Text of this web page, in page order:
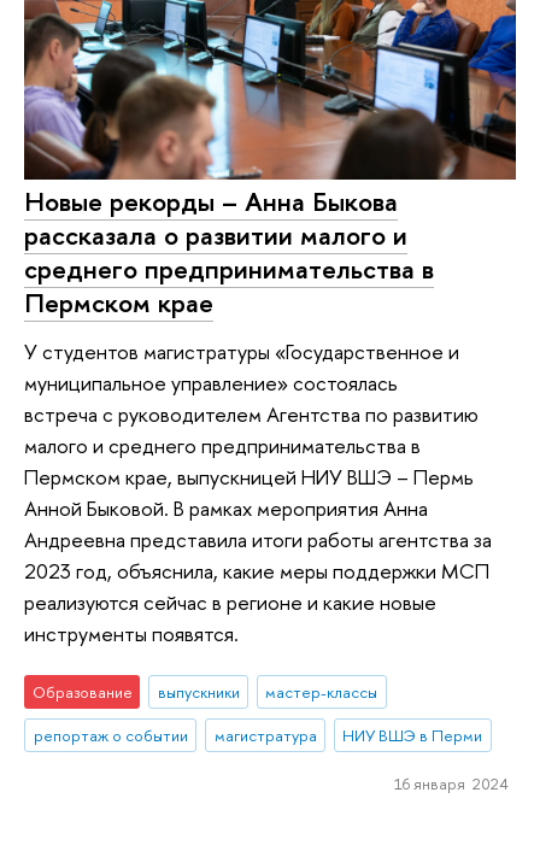
Новые рекорды – Анна Быкова
рассказала о развитии малого и
среднего предпринимательства в
Пермском крае
У студентов магистратуры «Государственное и
муниципальное управление» состоялась
встреча с руководителем Агентства по развитию
малого и среднего предпринимательства в
Пермском крае, выпускницей НИУ ВШЭ – Пермь
Анной Быковой. В рамках мероприятия Анна
Андреевна представила итоги работы агентства за
2023 год, объяснила, какие меры поддержки МСП
реализуются сейчас в регионе и какие новые
инструменты появятся.
Образование выпускники
мастер-классы
репортаж о событии
магистратура НИУ ВШЭ в Перми
16 января 2024